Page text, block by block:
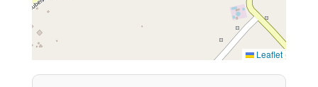
Leaflet